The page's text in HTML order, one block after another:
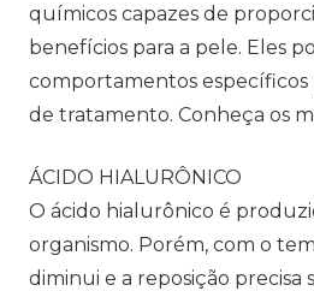
químicos capazes de
benefícios para a pele. Eles
comportamentos específicos
de tratamento. Conheça os
ÁCIDO HIALURÔNICO
O ácido hialurônico é
organismo. Porém, com o
diminui e a reposição precisa